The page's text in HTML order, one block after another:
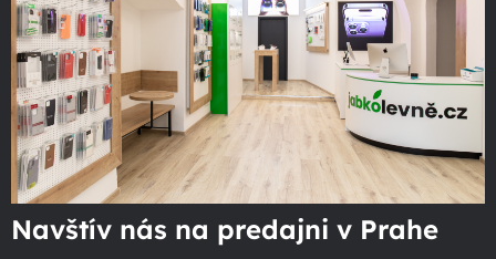
Navštív nás na predajni v Prahe